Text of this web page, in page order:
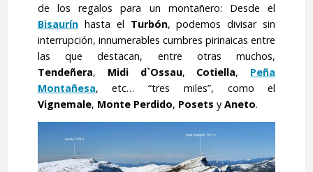
de los regalos para un montañero: Desde el
Bisaurínhasta el Turbón, podemos divisar sin
interrupción, innumerables cumbres pirinaicas entre
las que destacan, entre otras muchos,
Tendeñera, Midi d`Ossau, Cotiella, Peña
Montañesa, etc… “tres miles”, como el
Vignemale, Monte Perdido, Posets y Aneto.